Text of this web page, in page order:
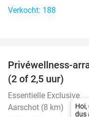
Verkocht: 188
Privéwellness-
(2 of 2,5 uur)
Essentielle Exclusive
Aarschot (8 km)